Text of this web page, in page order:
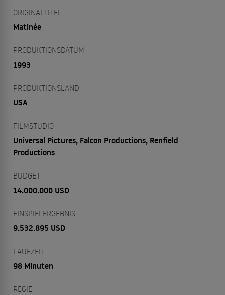
ORIGINALTITEL
Matinée
PRODUKTIONSDATUM
1993
PRODUKTIONSLAND
USA
FILMSTUDIO
Universal Pictures, Falcon Productions, Renfield
Productions
BUDGET
14.000.000 USD
EINSPIELERGEBNIS
9.532.895 USD
LAUFZEIT
98 Minuten
REGIE